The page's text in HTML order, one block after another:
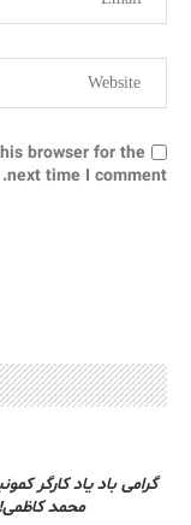
browser for the
next time I comment.
گرامی باد یاد کارگر
محمد کاظمی!